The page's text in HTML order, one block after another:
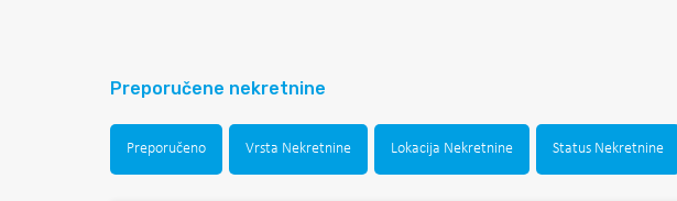
Preporučene nekretnine
Preporučeno Vrsta Nekretnine Lokacija Nekretnine Status Nekretnine